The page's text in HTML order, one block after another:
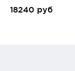
18240 руб